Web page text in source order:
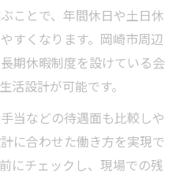
ことで、年間休日や土日休
すくなります。岡崎市周辺
期休暇制度を設けている会
活設計が可能です。
当などの待遇面も比較しや
に合わせた働き方を実現で
にチェックし、現場での残